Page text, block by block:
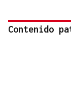
Contenido